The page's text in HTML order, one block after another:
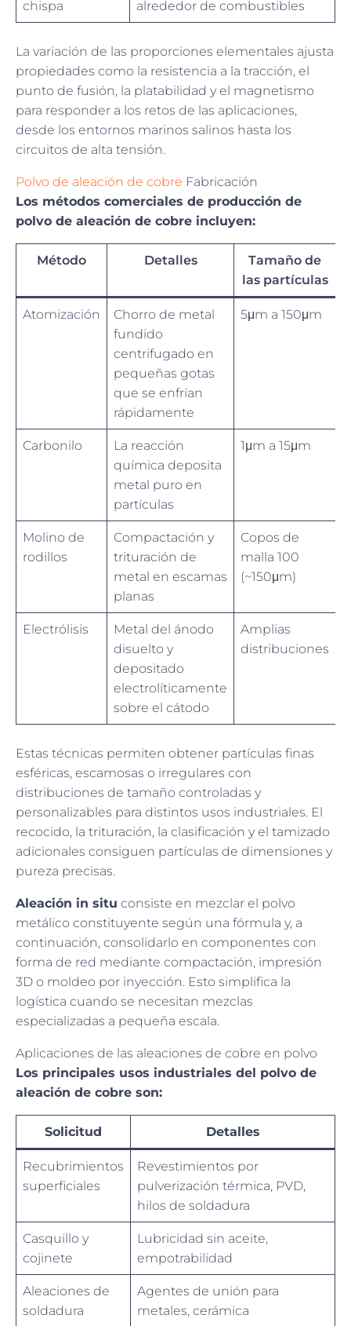
chispa alrededor de combustibles
La variación de las proporciones elementales ajusta
propiedades como la resistencia a la tracción, el
punto de fusión, la platabilidad y el magnetismo
para responder a los retos de las aplicaciones,
desde los entornos marinos salinos hasta los
circuitos de alta tensión.
Polvo de aleación de cobre Fabricación
Los métodos comerciales de producción de
polvo de aleación de cobre incluyen:
Método Detalles
Tamaño de
las partículas
Atomización
Chorro de metal
fundido
centrifugado en
pequeñas gotas
que se enfrían
rápidamente
5μm a 150μm
Carbonilo
La reacción
química deposita
metal puro en
partículas
1μm a 15μm
Molino de
rodillos
Compactación y
trituración de
metal en escamas
planas
Copos de
malla 100
(~150μm)
Electrólisis
Metal del ánodo
disuelto y
depositado
electrolíticamente
sobre el cátodo
Amplias
distribuciones
Estas técnicas permiten obtener partículas finas
esféricas, escamosas o irregulares con
distribuciones de tamaño controladas y
personalizables para distintos usos industriales. El
recocido, la trituración, la clasificación y el tamizado
adicionales consiguen partículas de dimensiones y
pureza precisas.
Aleación in situ consiste en mezclar el polvo
metálico constituyente según una fórmula y, a
continuación, consolidarlo en componentes con
forma de red mediante compactación, impresión
3D o moldeo por inyección. Esto simplifica la
logística cuando se necesitan mezclas
especializadas a pequeña escala.
Aplicaciones de las aleaciones de cobre en polvo
Los principales usos industriales del polvo de
aleación de cobre son:
Solicitud Detalles
Recubrimientos
superficiales
Revestimientos por
pulverización térmica, PVD,
hilos de soldadura
Casquillo y
cojinete
Lubricidad sin aceite,
empotrabilidad
Aleaciones de
soldadura
Agentes de unión para
metales, cerámica